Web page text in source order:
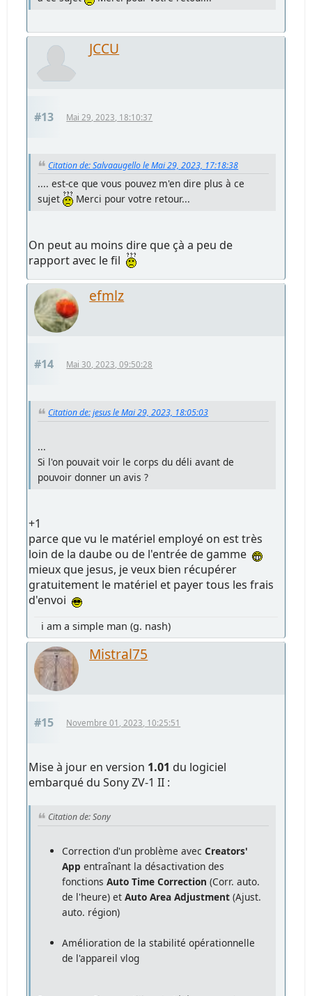
JCCU
#13 Mai 29, 2023, 18:10:37
Citation de: Salvaaugello le Mai 29, 2023, 17:18:38
.... est-ce que vous pouvez m'en dire plus à ce
sujet
Merci pour votre retour...
On peut au moins dire que çà a peu de
rapport avec le fil
efmlz
#14 Mai 30, 2023, 09:50:28
Citation de: jesus le Mai 29, 2023, 18:05:03
...
Si l'on pouvait voir le corps du déli avant de
pouvoir donner un avis ?
+1
parce que vu le matériel employé on est très
loin de la daube ou de l'entrée de gamme
mieux que jesus, je veux bien récupérer
gratuitement le matériel et payer tous les frais
d'envoi
i am a simple man (g. nash)
Mistral75
#15 Novembre 01, 2023, 10:25:51
Mise à jour en version 1.01 du logiciel
embarqué du Sony ZV-1 II :
Citation de: Sony
Correction d'un problème avecCreators'
App entraînant la désactivation des
fonctionsAuto Time Correction (Corr. auto.
de l'heure) etAuto Area Adjustment (Ajust.
auto. région)
Amélioration de la stabilité opérationnelle
de l'appareil vlog